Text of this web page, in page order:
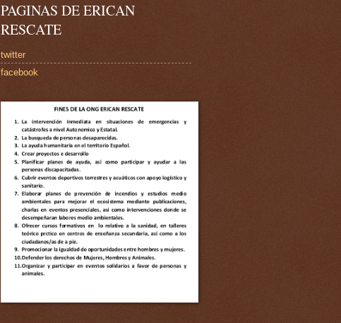
PAGINAS DE ERICAN
RESCATE
twitter
facebook